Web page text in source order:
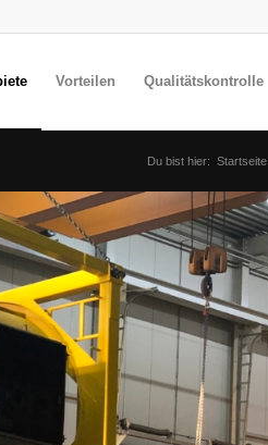
Vorteilen Qualitätskontrolle
Du bist hier: Startseite